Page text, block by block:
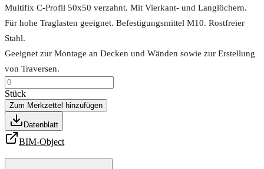
Multifix C-Profil 50x50 verzahnt. Mit Vierkant- und Langlöchern.
Für hohe Traglasten geeignet. Befestigungsmittel M10. Rostfreier
Stahl.
Geeignet zur Montage an Decken und Wänden sowie zur Erstellung
von Traversen.
Stück
Zum Merkzettel hinzufügen
Datenblatt
BIM-Object